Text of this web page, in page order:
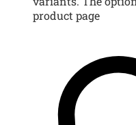
product page